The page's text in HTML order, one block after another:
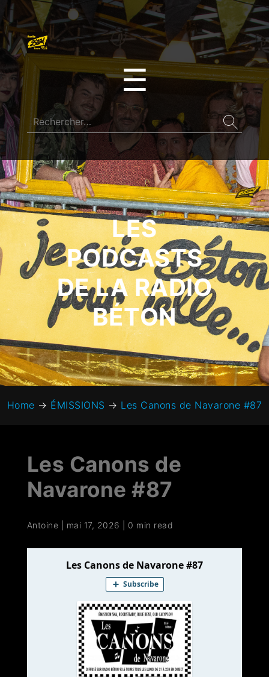
☰
LES
PODCASTS
DE LA RADIO
BÉTON
Home → ÉMISSIONS → Les Canons de Navarone #87
Les Canons de
Navarone #87
Antoine mai 17, 2026 0 min read